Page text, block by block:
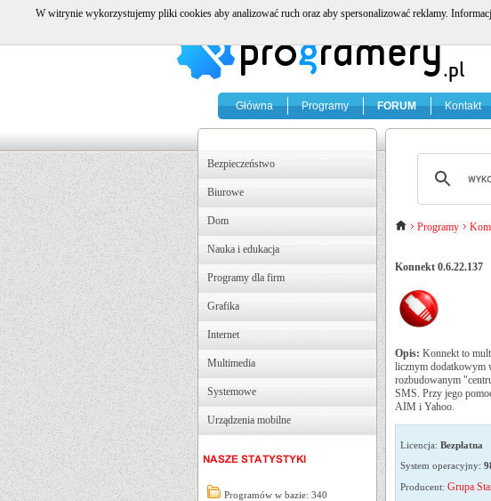
Główna Programy FORUM Kontakt
Bezpieczeństwo
Biurowe
Dom
Nauka i edukacja
Programy dla firm
Grafika
Internet
Multimedia
Systemowe
Urządzenia mobilne
Programów w bazie: 340
Programy
Konnekt 0.6.22.137
Opis: Konnekt to
licznym dodatkowym
rozbudowanym
SMS. Przy jego
AIM i Yahoo.
Licencja: Bezpłatna
System operacyjny:
Producent: Grupa
W witrynie wykorzystujemy pliki cookies aby analizować ruch oraz aby spersonalizować reklamy.